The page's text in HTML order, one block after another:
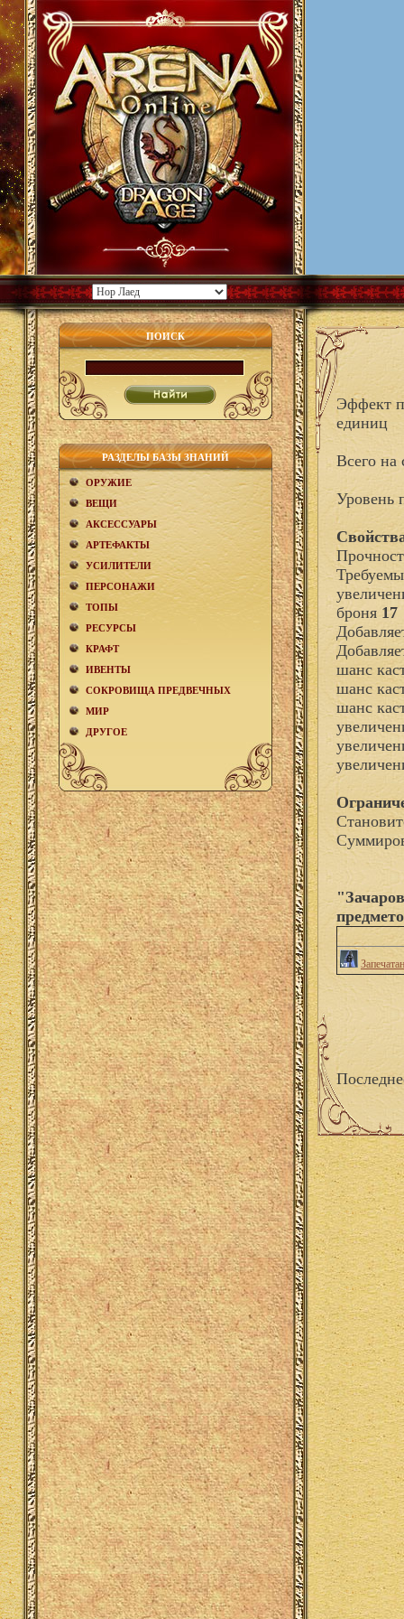
ПОИСК
РАЗДЕЛЫ БАЗЫ ЗНАНИЙ
ОРУЖИЕ
ВЕЩИ
АКCЕСCУАРЫ
АРТЕФАКТЫ
УСИЛИТЕЛИ
ПЕРСОНАЖИ
ТОПЫ
РЕСУРСЫ
КРАФТ
ИВЕНТЫ
СОКРОВИЩА ПРЕДВЕЧНЫХ
МИР
ДРУГОЕ
Эффект
единиц
Всего на
Уровень
броня 17
шанс
шанс
шанс